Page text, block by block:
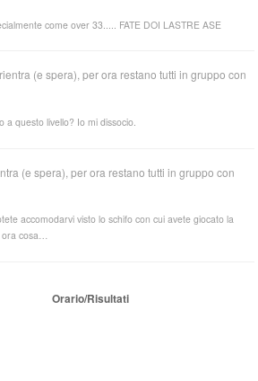
come over 33..... FATE DOI LASTRE ASE
(e spera), per ora restano tutti in gruppo con
a questo livello? Io mi dissocio.
(e spera), per ora restano tutti in gruppo con
accomodarvi visto lo schifo con cui avete giocato la
ora cosa…
Orario/Risultati